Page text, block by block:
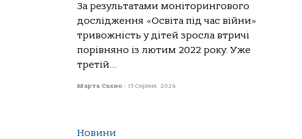
За результатами моніторингового
дослідження «Освіта під час війни»
тривожність у дітей зросла втричі
порівняно із лютим 2022 року. Уже
третій...
Марта Сахно - 13 Серпня, 2024
Новини